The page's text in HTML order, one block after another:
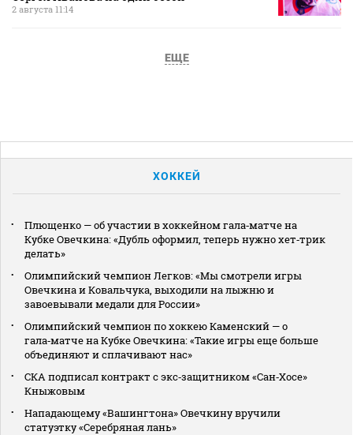
2 августа 11:14
ЕЩЕ
ХОККЕЙ
Плющенко — об участии в хоккейном гала‑матче на
Кубке Овечкина: «Дубль оформил, теперь нужно хет‑трик
делать»
Олимпийский чемпион Легков: «Мы смотрели игры
Овечкина и Ковальчука, выходили на лыжню и
завоевывали медали для России»
Олимпийский чемпион по хоккею Каменский — о
гала‑матче на Кубке Овечкина: «Такие игры еще больше
объединяют и сплачивают нас»
СКА подписал контракт с экс‑защитником «Сан‑Хосе»
Кныжовым
Нападающему «Вашингтона» Овечкину вручили
статуэтку «Серебряная лань»